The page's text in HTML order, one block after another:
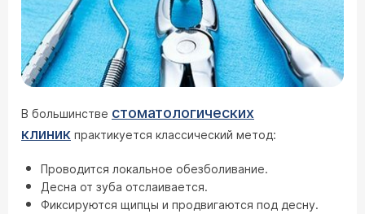
В большинстве стоматологических
клиник практикуется классический метод:
Проводится локальное обезболивание.
Десна от зуба отслаивается.
Фиксируются щипцы и продвигаются под десну.